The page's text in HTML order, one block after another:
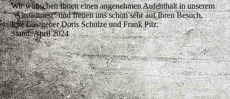
Wir wünschen Ihnen einen angenehmen Aufenthalt in unserem
"Altstadtnest" und freuen uns schon sehr auf Ihren Besuch,
Ihre Gastgeber Doris Schulze und Frank Pilz.
Stand: April 2024